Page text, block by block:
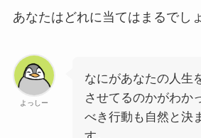
あなたはどれに当てはまるでし
よっしー
なにがあなたの人生
させてるのかがわか
べき行動も自然と決